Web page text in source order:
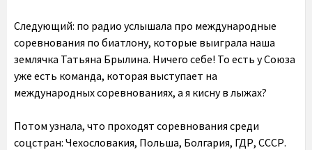
Следующий: по радио услышала про международные
соревнования по биатлону, которые выиграла наша
землячка Татьяна Брылина. Ничего себе! То есть у Союза
уже есть команда, которая выступает на
международных соревнованиях, а я кисну в лыжах?
Потом узнала, что проходят соревнования среди
соцстран: Чехословакия, Польша, Болгария, ГДР, СССР.